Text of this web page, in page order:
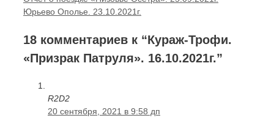
Юрьево Ополье. 23.10.2021г.
18 комментариев к “Кураж-Трофи.
«Призрак Патруля». 16.10.2021г.”
R2D2
20 сентября, 2021 в 9:58 дп